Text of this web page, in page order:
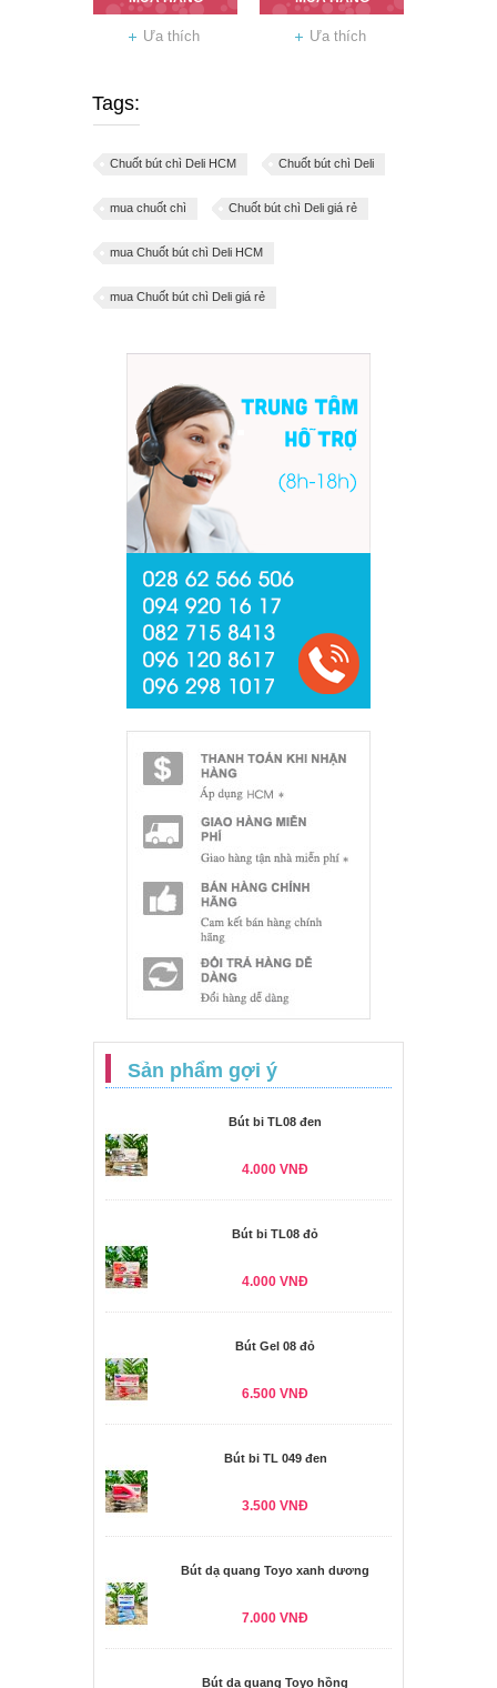
Ưa thích Ưa thích
Tags:
Chuốt bút chì Deli HCM Chuốt bút chì Deli
mua chuốt chì Chuốt bút chì Deli giá rẻ
mua Chuốt bút chì Deli HCM
mua Chuốt bút chì Deli giá rẻ
Sản phẩm gợi ý
Bút bi TL08 đen
4.000 VNĐ
Bút bi TL08 đỏ
4.000 VNĐ
Bút Gel 08 đỏ
6.500 VNĐ
Bút bi TL 049 đen
3.500 VNĐ
Bút dạ quang Toyo xanh dương
7.000 VNĐ
Bút dạ quang Toyo hồng